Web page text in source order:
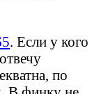
. Если у кого
по